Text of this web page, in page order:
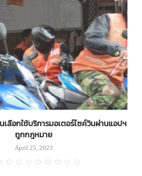
เลือกใช้บริการมอเตอร์ไซค์วินผ่านแอปฯ
ถูกกฎหมาย
April 25, 2023